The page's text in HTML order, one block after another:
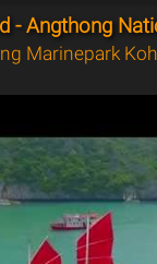
- Angthong
Marinepark